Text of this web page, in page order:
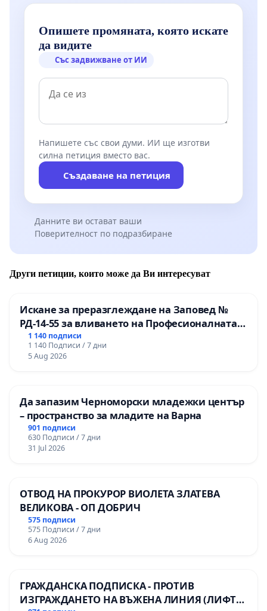
Опишете промяната, която искате
да видите
Със задвижване от ИИ
Напишете със свои думи. ИИ ще изготви
силна петиция вместо вас.
Създаване на петиция
Данните ви остават ваши
Поверителност по подразбиране
Други петиции, които може да Ви интересуват
Искане за преразглеждане на Заповед №
РД-14-55 за вливането на Професионалната
гимназия по промишлени технологии в
Професионалната гимназия по икономика и
мениджмънт – гр. Пазарджик
1 140 подписи
1 140 Подписи / 7 дни
5 Aug 2026
Да запазим Черноморски младежки център
– пространство за младите на Варна
901 подписи
630 Подписи / 7 дни
31 Jul 2026
ОТВОД НА ПРОКУРОР ВИОЛЕТА ЗЛАТЕВА
ВЕЛИКОВА - ОП ДОБРИЧ
575 подписи
575 Подписи / 7 дни
6 Aug 2026
ГРАЖДАНСКА ПОДПИСКА - ПРОТИВ
ИЗГРАЖДАНЕТО НА ВЪЖЕНА ЛИНИЯ (ЛИФТ)